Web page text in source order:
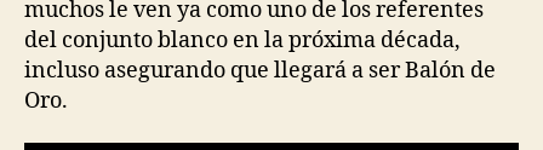
muchos le ven ya como uno de los referentes
del conjunto blanco en la próxima década,
incluso asegurando que llegará a ser Balón de
Oro.